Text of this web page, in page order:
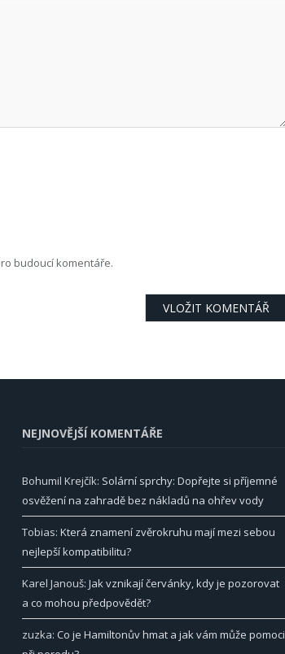
budoucí komentáře.
NEJNOVĚJŠÍ KOMENTÁŘE
Bohumil Krejčík: Solární sprchy: Dopřejte si příjemné
osvěžení na zahradě bez nákladů na ohřev vody
Tobias: Která znamení zvěrokruhu mají mezi sebou
nejlepší kompatibilitu?
Karel Janouš: Jak vznikají červánky, kdy je pozorovat
a co mohou předpovědět?
zuzka: Co je Hamiltonův hmat a jak vám může pomoci